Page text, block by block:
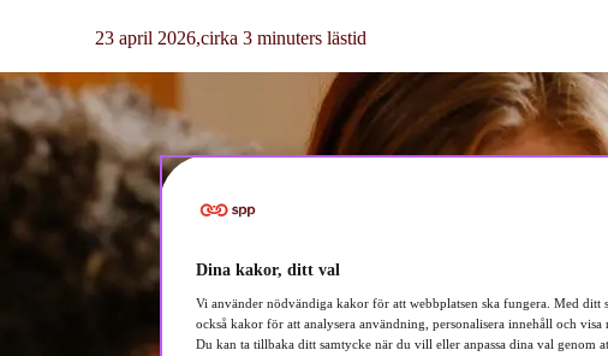
23 april 2026 cirka 3 minuters lästid
Dina kakor, ditt val
Vi använder nödvändiga kakor för att webbplatsen ska fungera. Med ditt
också kakor för att analysera användning, personalisera innehåll och
Du kan ta tillbaka ditt samtycke när du vill eller anpassa dina val genom